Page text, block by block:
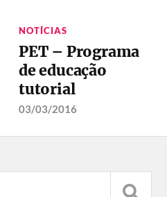
NOTÍCIAS
PET – Programa
de educação
tutorial
03/03/2016